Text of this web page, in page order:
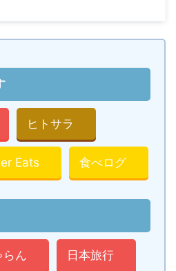
ヒトサラ
Eats 食べログ
らん 日本旅行